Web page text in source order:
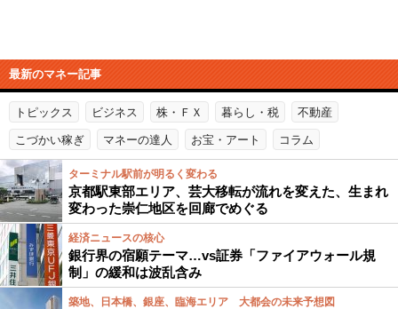
最新のマネー記事
トピックス ビジネス 株・ＦＸ 暮らし・税 不動産
こづかい稼ぎ マネーの達人 お宝・アート コラム
ターミナル駅前が明るく変わる
京都駅東部エリア、芸大移転が流れを変えた、生まれ
変わった崇仁地区を回廊でめぐる
経済ニュースの核心
銀行界の宿願テーマ…vs証券「ファイアウォール規
制」の緩和は波乱含み
築地、日本橋、銀座、臨海エリア 大都会の未来予想図